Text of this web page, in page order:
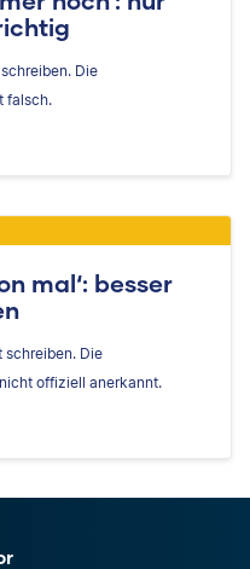
schreiben. Die
falsch.
mal‘: besser
schreiben. Die
nicht offiziell anerkannt.